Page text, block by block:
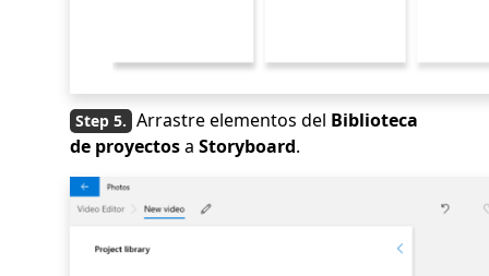
Arrastre elementos del Biblioteca
de proyectosa Storyboard.